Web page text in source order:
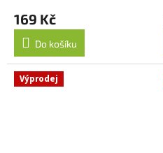
169 Kč
Do košíku
Výprodej